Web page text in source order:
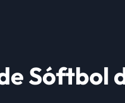
Sóftbol